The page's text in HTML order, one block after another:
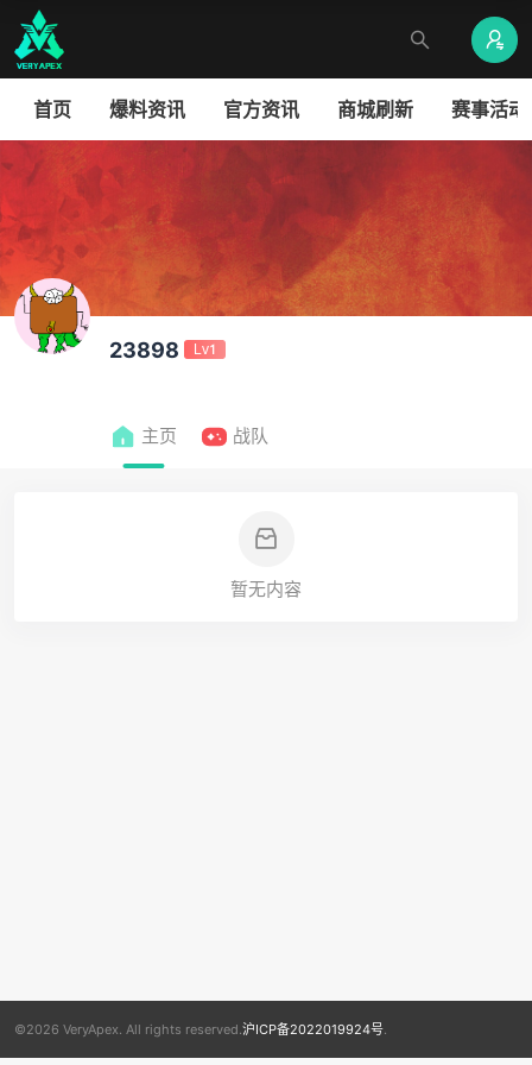
首页 爆料资讯 官方资讯 商城刷新 赛事活动
23898 Lv1
主页 战队
暂无内容
©2026 VeryApex. All rights reserved.沪ICP备2022019924号.